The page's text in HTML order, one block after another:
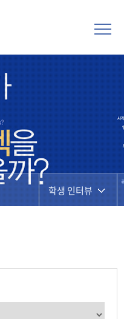
학생 인터뷰
학생 인터뷰